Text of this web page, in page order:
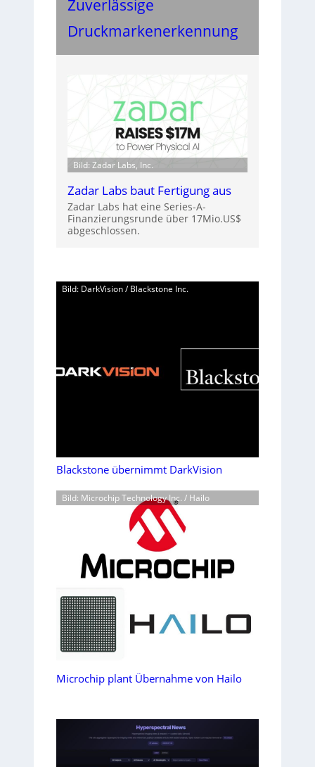
Zuverlässige
Druckmarkenerkennung
Bild: Zadar Labs, Inc.
Zadar Labs baut Fertigung aus
Zadar Labs hat eine Series-A-
Finanzierungsrunde über 17Mio.US$
abgeschlossen.
Bild: DarkVision / Blackstone Inc.
Blackstone übernimmt DarkVision
Bild: Microchip Technology Inc. / Hailo
Microchip plant Übernahme von Hailo